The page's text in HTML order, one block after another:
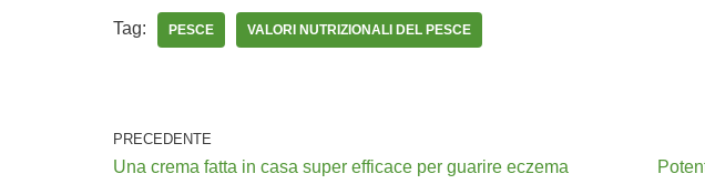
Tag: PESCE VALORI NUTRIZIONALI DEL PESCE
PRECEDENTE
Una crema fatta in casa super efficace per guarire eczema